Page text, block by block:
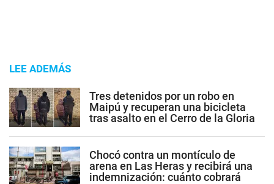
LEE ADEMÁS
Tres detenidos por un robo en
Maipú y recuperan una bicicleta
tras asalto en el Cerro de la Gloria
Chocó contra un montículo de
arena en Las Heras y recibirá una
indemnización: cuánto cobrará